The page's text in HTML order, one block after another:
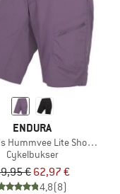
ENDURA
Hummvee Lite Shorts
Cykelbukser
€ 62,97 €
4,8(8)